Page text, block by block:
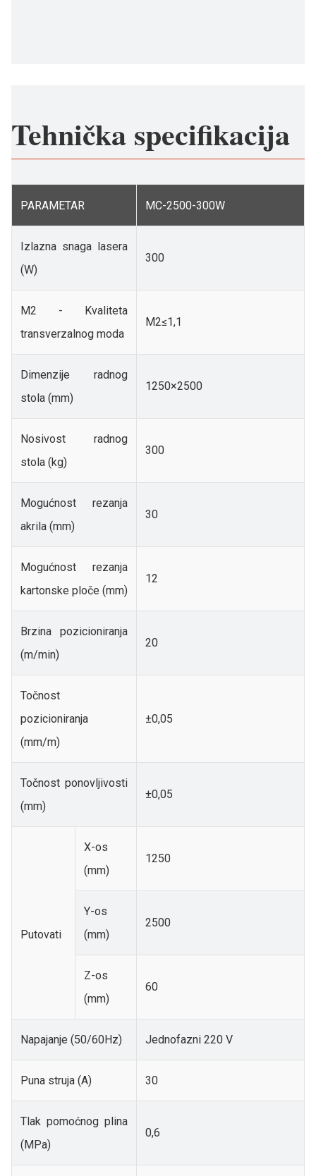
Tehnička specifikacija
PARAMETAR MC-2500-300W
Izlazna snaga lasera
(W)
300
M2 - Kvaliteta
transverzalnog moda
M2≤1,1
Dimenzije radnog
stola (mm)
1250×2500
Nosivost radnog
stola (kg)
300
Mogućnost rezanja
akrila (mm)
30
Mogućnost rezanja
kartonske ploče (mm)
12
Brzina pozicioniranja
(m/min)
20
Točnost
pozicioniranja
(mm/m)
±0,05
Točnost ponovljivosti
(mm)
±0,05
Putovati
X-os
(mm)
1250
Y-os
(mm)
2500
Z-os
(mm)
60
Napajanje (50/60Hz) Jednofazni 220 V
Puna struja (A) 30
Tlak pomoćnog plina
(MPa)
0,6